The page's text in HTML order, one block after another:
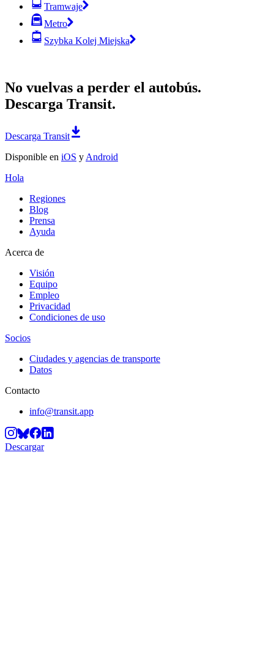
Tramwaje
Metro
Szybka Kolej Miejska
No vuelvas a perder el autobús.
Descarga Transit.
Descarga Transit
Disponible en iOS y Android
Hola
Regiones
Blog
Prensa
Ayuda
Acerca de
Visión
Equipo
Empleo
Privacidad
Condiciones de uso
Socios
Ciudades y agencias de transporte
Datos
Contacto
info@transit.app
Descargar